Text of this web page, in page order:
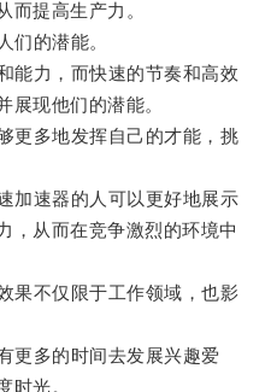
而提高生产力。
的潜能。
力，而快速的节奏和高效
展现他们的潜能。
多地发挥自己的才能，挑
速器的人可以更好地展示
，从而在竞争激烈的环境中
不仅限于工作领域，也影
多的时间去发展兴趣爱
时光。